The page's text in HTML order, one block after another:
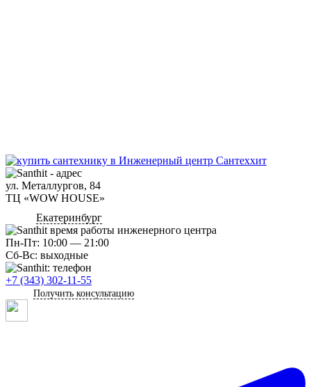
ул. Металлургов, 84
ТЦ «WOW HOUSE»
Екатеринбург
Пн-Пт: 10:00 — 21:00
Сб-Вс: выходные
+7 (343) 302-11-55
Получить консультацию